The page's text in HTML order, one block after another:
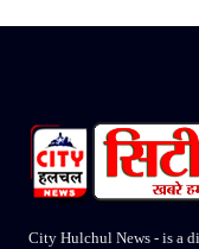
City Hulchul News - is a